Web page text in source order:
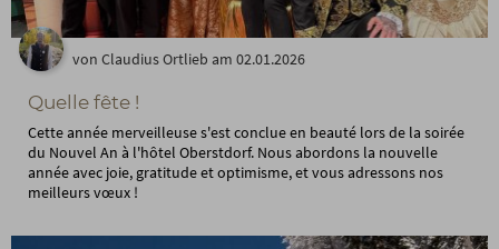
von Claudius Ortlieb am 02.01.2026
Quelle fête !
Cette année merveilleuse s'est conclue en beauté lors de la soirée
du Nouvel An à l'hôtel Oberstdorf. Nous abordons la nouvelle
année avec joie, gratitude et optimisme, et vous adressons nos
meilleurs vœux !